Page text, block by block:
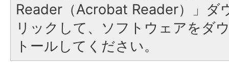
Reader（Acrobat Reader）」ダ
リックして、ソフトウェアをダ
トールしてください。